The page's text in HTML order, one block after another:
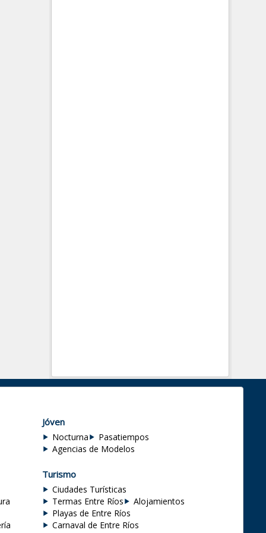
Jóven
Nocturna
Pasatiempos
Agencias de Modelos
Turismo
Ciudades Turísticas
Termas Entre Ríos
Alojamientos
Playas de Entre Ríos
Carnaval de Entre Ríos